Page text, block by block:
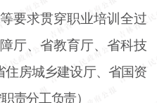
要求贯穿职业培训全过
厅、省教育厅、省科技
住房城乡建设厅、省国资
责分工负责）